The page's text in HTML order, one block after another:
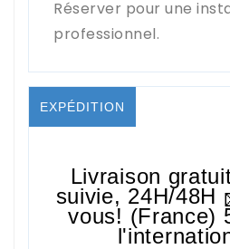
Réserver pour une
professionnel.
EXPÉDITION
Livraison
suivie, 24H/48H
vous! (France)